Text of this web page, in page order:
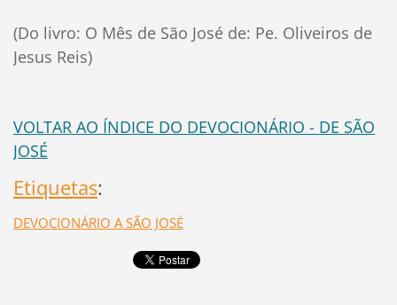
(Do livro: O Mês de São José de: Pe. Oliveiros de
Jesus Reis)
VOLTAR AO ÍNDICE DO DEVOCIONÁRIO - DE SÃO
JOSÉ
Etiquetas:
DEVOCIONÁRIO A SÃO JOSÉ